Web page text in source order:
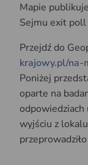
Mapie
Sejmu exit
Przejdź do
krajowy.pl/na-
Poniżej
oparte na
odpowiedziach
wyjściu z